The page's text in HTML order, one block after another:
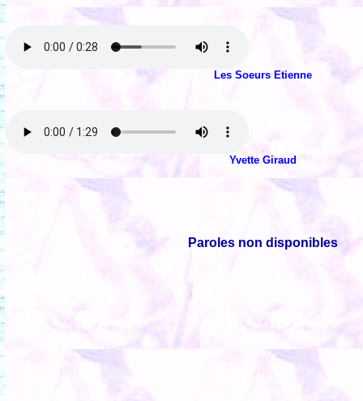
Les Soeurs Etienne
Yvette Giraud
Paroles non disponibles